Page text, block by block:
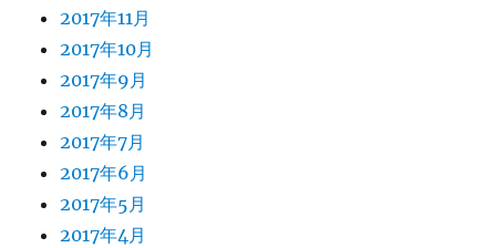
2017年11月
2017年10月
2017年9月
2017年8月
2017年7月
2017年6月
2017年5月
2017年4月